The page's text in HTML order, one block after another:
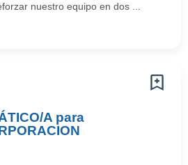
nuestro equipo en dos ...
A para